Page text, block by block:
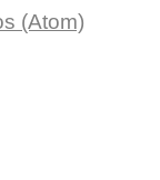
(Atom)